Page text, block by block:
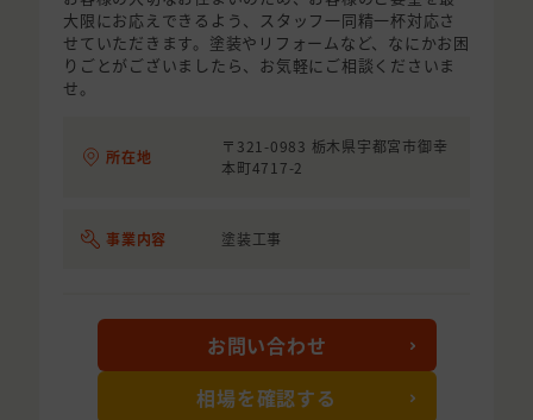
大限にお応えできるよう、スタッフ一同精一杯対応さ
せていただきます。塗装やリフォームなど、なにかお困
りごとがございましたら、お気軽にご相談くださいま
せ。
所在地
〒321-0983 栃木県宇都宮市御幸
本町4717-2
事業内容 塗装工事
お問い合わせ
相場を確認する